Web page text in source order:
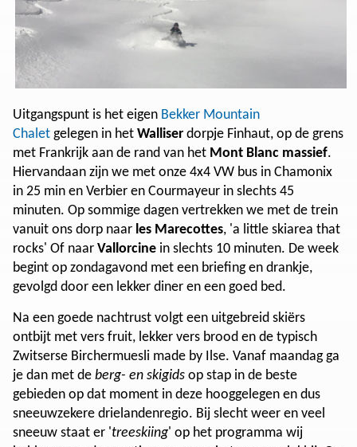
Uitgangspunt is het eigen Bekker Mountain
Chalet gelegen in het Walliser dorpje Finhaut, op de grens
met Frankrijk aan de rand van het Mont Blanc massief.
Hiervandaan zijn we met onze 4x4 VW bus in Chamonix
in 25 min en Verbier en Courmayeur in slechts 45
minuten. Op sommige dagen vertrekken we met de trein
vanuit ons dorp naar les Marecottes, 'a little skiarea that
rocks' Of naar Vallorcine in slechts 10 minuten. De week
begint op zondagavond met een briefing en drankje,
gevolgd door een lekker diner en een goed bed.
Na een goede nachtrust volgt een uitgebreid skiërs
ontbijt met vers fruit, lekker vers brood en de typisch
Zwitserse Birchermuesli made by Ilse. Vanaf maandag ga
je dan met de berg- en skigids op stap in de beste
gebieden op dat moment in deze hooggelegen en dus
sneeuwzekere drielandenregio. Bij slecht weer en veel
sneeuw staat er 'treeskiing' op het programma wij